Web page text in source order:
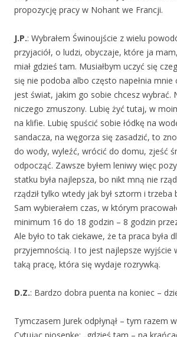
propozycję pracy w Nohant we Francji.
J.P.: Wybrałem Świnoujście z wielu
przyjaciół, o ludzi, obyczaje, które ja
miał gdzieś tam. Musiałbym uczyć się
się nie podoba albo często napełnia mnie
jest świat, jakim go sobie chcesz wybrać.
niczego zmuszony. Lubię żyć tutaj, w
na klifie. Lubię spuścić sobie łódkę na
sandacza, na węgorza się zasadzić, to
do wody, wyleźć, wrócić do domu, zjeść
odpocząć. Zawsze byłem leniwy więc
statku była najlepsza, bo nikt mną nie
rządził tylko wtedy jak był sztorm i trzeba
Sam wybierałem czas, w którym
minimum 16 do 18 godzin – 8 godzin
Ale było to tak ciekawe, że ta praca była
przyjemnością. I to jest najlepsze wyjście
taką pracę, która się wydaje rozrywką.
D.Z.: Bardzo dobra puenta na koniec –
Tymczasem Jurek odpłynął – tym razem